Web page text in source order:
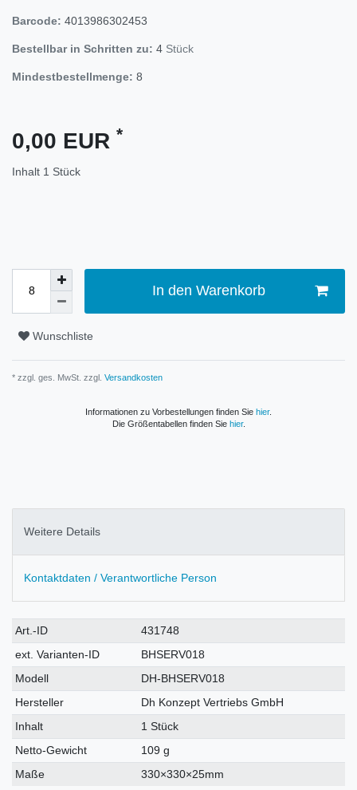
Barcode: 4013986302453
Bestellbar in Schritten zu: 4 Stück
Mindestbestellmenge: 8
0,00 EUR *
Inhalt 1 Stück
In den Warenkorb
Wunschliste
* zzgl. ges. MwSt. zzgl. Versandkosten
Informationen zu Vorbestellungen finden Sie hier.
Die Größentabellen finden Sie hier.
Weitere Details
Kontaktdaten / Verantwortliche Person
Technisches
Merkmal
Wert
Art.-ID
431748
ext. Varianten-ID
BHSERV018
Modell
DH-BHSERV018
Hersteller
Dh Konzept Vertriebs GmbH
Inhalt
1 Stück
Netto-Gewicht
109 g
Maße
330×330×25mm